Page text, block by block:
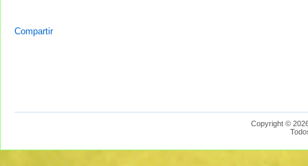
Compartir
Copyright ©